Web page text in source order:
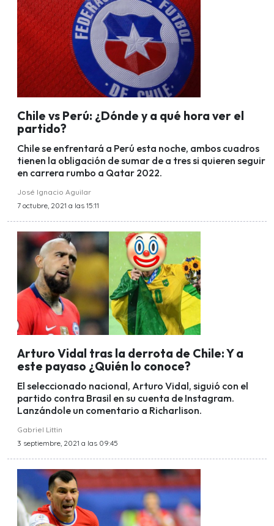
Chile vs Perú: ¿Dónde y a qué hora ver el
partido?
Chile se enfrentará a Perú esta noche, ambos cuadros
tienen la obligación de sumar de a tres si quieren seguir
en carrera rumbo a Qatar 2022.
José Ignacio Aguilar
7 octubre, 2021 a las 15:11
Arturo Vidal tras la derrota de Chile: Y a
este payaso ¿Quién lo conoce?
El seleccionado nacional, Arturo Vidal, siguió con el
partido contra Brasil en su cuenta de Instagram.
Lanzándole un comentario a Richarlison.
Gabriel Littin
3 septiembre, 2021 a las 09:45